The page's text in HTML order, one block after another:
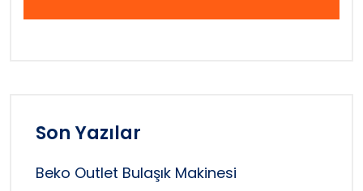
Son Yazılar
Beko Outlet Bulaşık Makinesi